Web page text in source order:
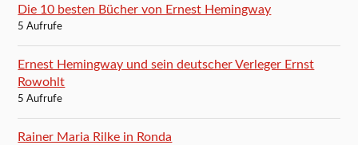
Die 10 besten Bücher von Ernest Hemingway
5 Aufrufe
Ernest Hemingway und sein deutscher Verleger Ernst
Rowohlt
5 Aufrufe
Rainer Maria Rilke in Ronda